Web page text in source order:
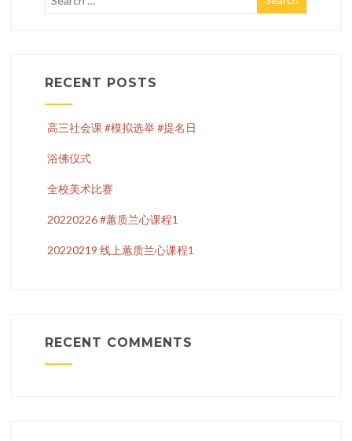
RECENT POSTS
高三社会课 #模拟选举 #提名日
浴佛仪式
全校美术比赛
20220226 #蕙质兰心课程1
20220219 线上蕙质兰心课程1
RECENT COMMENTS